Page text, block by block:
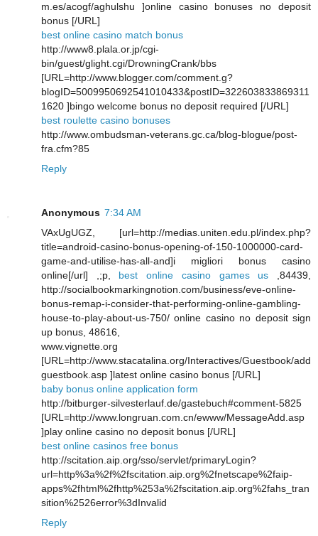
m.es/acogf/aghulshu ]online casino bonuses no deposit
bonus [/URL]
best online casino match bonus
http://www8.plala.or.jp/cgi-
bin/guest/glight.cgi/DrowningCrank/bbs
[URL=http://www.blogger.com/comment.g?
blogID=5009950692541010433&postID=322603833869311
1620 ]bingo welcome bonus no deposit required [/URL]
best roulette casino bonuses
http://www.ombudsman-veterans.gc.ca/blog-blogue/post-
fra.cfm?85
Reply
Anonymous 7:34 AM
VAxUgUGZ, [url=http://medias.uniten.edu.pl/index.php?
title=android-casino-bonus-opening-of-150-1000000-card-
game-and-utilise-has-all-and]i migliori bonus casino
online[/url] ,;p, best online casino games us ,84439,
http://socialbookmarkingnotion.com/business/eve-online-
bonus-remap-i-consider-that-performing-online-gambling-
house-to-play-about-us-750/ online casino no deposit sign
up bonus, 48616,
www.vignette.org
[URL=http://www.stacatalina.org/Interactives/Guestbook/add
guestbook.asp ]latest online casino bonus [/URL]
baby bonus online application form
http://bitburger-silvesterlauf.de/gastebuch#comment-5825
[URL=http://www.longruan.com.cn/ewww/MessageAdd.asp
]play online casino no deposit bonus [/URL]
best online casinos free bonus
http://scitation.aip.org/sso/servlet/primaryLogin?
url=http%3a%2f%2fscitation.aip.org%2fnetscape%2faip-
apps%2fhtml%2fhttp%253a%2fscitation.aip.org%2fahs_tran
sition%2526error%3dInvalid
Reply